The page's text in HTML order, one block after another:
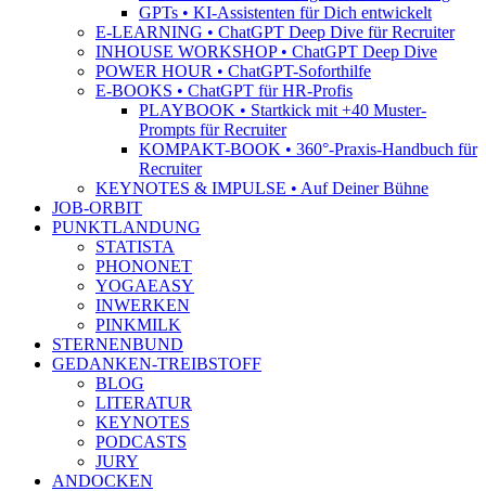
GPTs • KI-Assistenten für Dich entwickelt
E-LEARNING • ChatGPT Deep Dive für Recruiter
INHOUSE WORKSHOP • ChatGPT Deep Dive
POWER HOUR • ChatGPT-Soforthilfe
E-BOOKS • ChatGPT für HR-Profis
PLAYBOOK • Startkick mit +40 Muster-
Prompts für Recruiter
KOMPAKT-BOOK • 360°-Praxis-Handbuch für
Recruiter
KEYNOTES & IMPULSE • Auf Deiner Bühne
JOB-ORBIT
PUNKTLANDUNG
STATISTA
PHONONET
YOGAEASY
INWERKEN
PINKMILK
STERNENBUND
GEDANKEN-TREIBSTOFF
BLOG
LITERATUR
KEYNOTES
PODCASTS
JURY
ANDOCKEN